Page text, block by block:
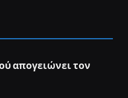
απογειώνει τον